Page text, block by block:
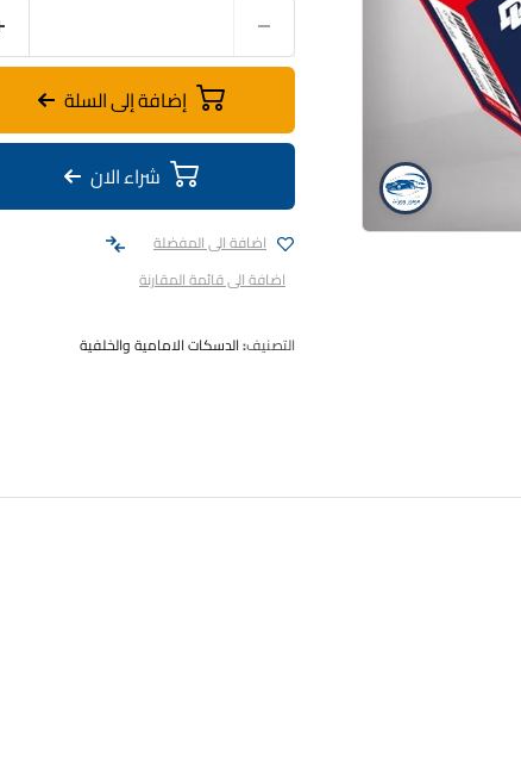
إضافة إلى السلة
شراء الان
اضافة الى المفضلة
اضافة الى قائمة المقارنة
التصنيف:الدسكات الامامية والخلفية